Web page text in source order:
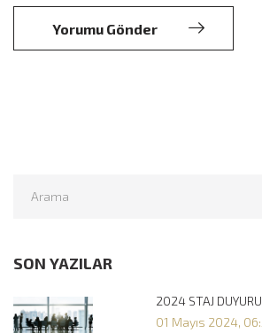
Yorumu Gönder
SON YAZILAR
2024 STAJ
01 Mayıs 2024,